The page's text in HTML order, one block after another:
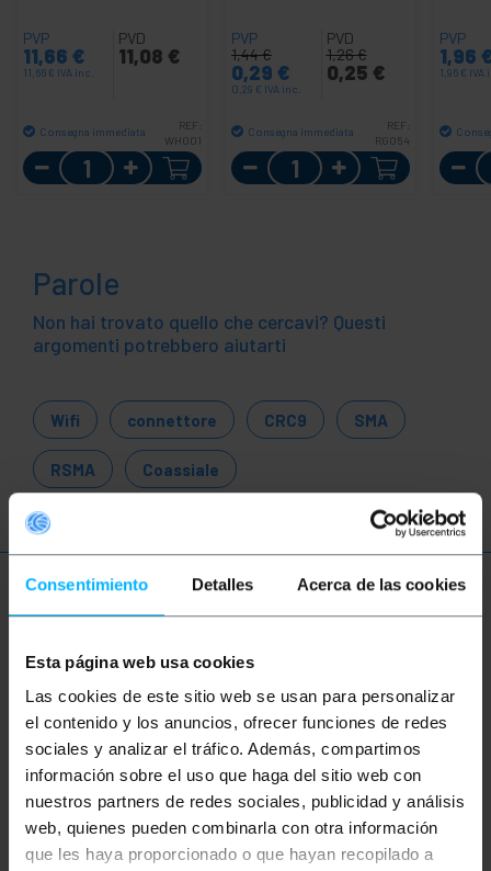
Consentimiento Detalles Acerca de las cookies
Esta página web usa cookies
Las cookies de este sitio web se usan para personalizar
el contenido y los anuncios, ofrecer funciones de redes
sociales y analizar el tráfico. Además, compartimos
información sobre el uso que haga del sitio web con
nuestros partners de redes sociales, publicidad y análisis
web, quienes pueden combinarla con otra información
que les haya proporcionado o que hayan recopilado a
PVP
11,66 €
11,66 € IVA inc.
PVD
11,08 €
Consegna immediata
REF:
WH001
Quantità
PVP
1,44€
0,29 €
0,29 € IVA inc.
PVD
1,26€
0,25 €
Consegna immediata
REF:
RG054
Quantità
PVP
1,96
1,96 € IVA
Parole
Non hai trovato quello che cercavi? Questi
argomenti potrebbero aiutarti
Wifi connettore CRC9 SMA
RSMA Coassiale
Ulteriori informazioni
Descrizione
Adattatore avanzato perfetto per collegare punti di
accesso e adattatori wireless 802.11 ad antenne e
cavi. È progettato con connettori coassiali maschio
CRC9 su un'estremità e femmina rSMA sull'altra.
Questo lo rende ideale per aumentare la velocità e la
qualità del segnale per la tua rete wireless.